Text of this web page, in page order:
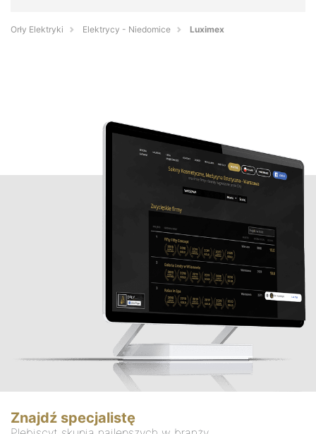
Orły Elektryki Elektrycy - Niedomice Luximex
Znajdź specjalistę